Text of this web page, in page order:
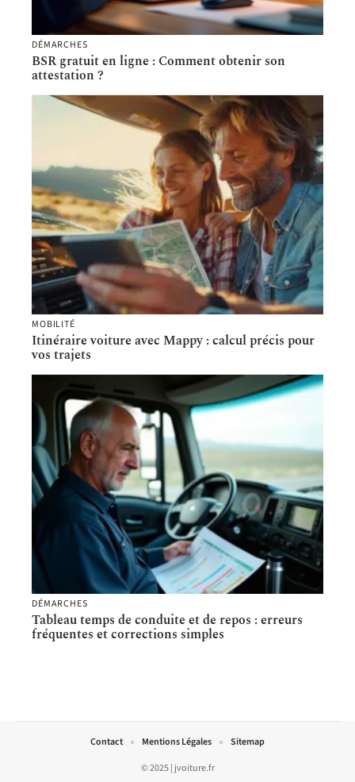
DÉMARCHES
BSR gratuit en ligne : Comment obtenir son
attestation ?
MOBILITÉ
Itinéraire voiture avec Mappy : calcul précis pour
vos trajets
DÉMARCHES
Tableau temps de conduite et de repos : erreurs
fréquentes et corrections simples
© 2025 | jvoiture.fr
Contact Mentions Légales Sitemap